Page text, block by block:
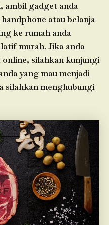
ambil gadget anda
atau belanja
ke rumah anda
murah. Jika anda
silahkan kunjungi
yang mau menjadi
silahkan menghubungi